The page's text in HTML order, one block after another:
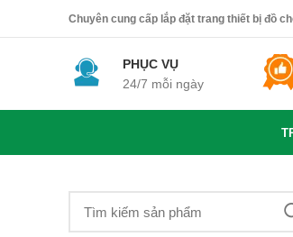
Chuyên cung cấp lắp đặt trang thiết bị đồ
PHỤC VỤ
24/7 mỗi ngày